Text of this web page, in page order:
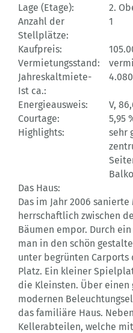
Lage (Etage):
2.
Anzahl der
Stellplätze:
1
Kaufpreis:
Vermietungsstand:
Jahreskaltmiete-
Ist ca.:
Energieausweis:
V,
Courtage:
5,95
Highlights:
sehr
Das Haus:
Das im Jahr 2006
herrschaftlich zwischen
Bäumen empor. Durch
man in den schön
unter begrünten Carports
Platz. Ein kleiner
die Kleinsten. Über
modernen
das familiäre Haus.
Kellerabteilen, welche